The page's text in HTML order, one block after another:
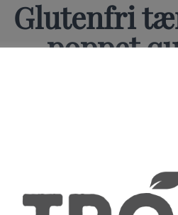
Glutenfri
poppet
time
8-12
personer